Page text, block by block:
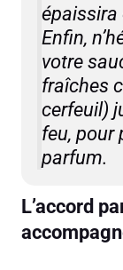
épaissira
Enfin,
votre
fraîches
cerfeuil)
feu, pour
parfum.
L’accord